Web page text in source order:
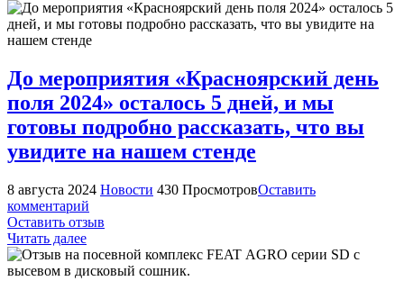
До мероприятия «Красноярский день
поля 2024» осталось 5 дней, и мы
готовы подробно рассказать, что вы
увидите на нашем стенде
8 августа 2024 Новости 430 ПросмотровОставить
комментарий
Оставить отзыв
Читать далее